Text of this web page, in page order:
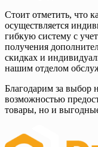
Стоит отметить, что
осуществляется
гибкую систему с
получения
скидках и
нашим отделом
Благодарим за выбор
возможностью
товары, но и